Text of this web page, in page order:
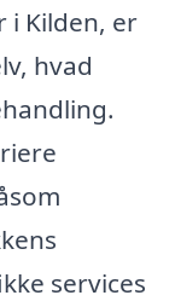
i Kilden, er
hvad
services